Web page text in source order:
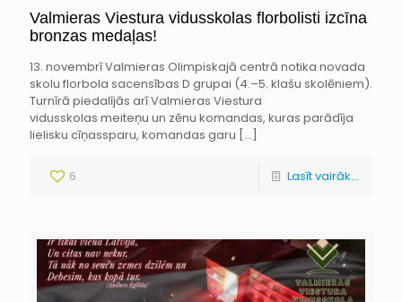
Valmieras Viestura vidusskolas florbolisti izcīna
bronzas medaļas!
13. novembrī Valmieras Olimpiskajā centrā notika novada
skolu florbola sacensības D grupai (4.–5. klašu skolēniem).
Turnīrā piedalījās arī Valmieras Viestura
vidusskolas meiteņu un zēnu komandas, kuras parādīja
lielisku cīņassparu, komandas garu […]
6 Lasīt vairāk...